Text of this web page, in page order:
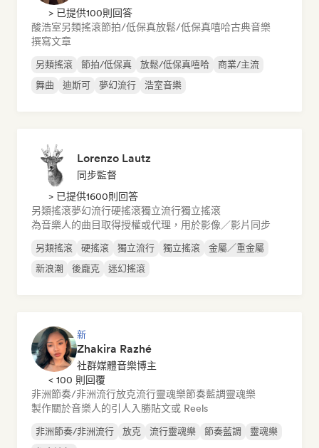
> 已提供100則回答
酸浩室另類搖滾節拍/低保真放鬆/低保真嘻哈古典音樂
撰寫文章
另類搖滾 節拍/低保真 放鬆/低保真嘻哈
商業/主流
舞曲
迪斯可 夢幻流行 浩室音樂
Lorenzo Lautz
同步監督
> 已提供1600則回答
另類搖滾夢幻流行硬搖滾獨立流行獨立搖滾
為音樂人的曲目取得授權或代理，用於影像／影片同步
另類搖滾 硬搖滾 獨立流行 獨立搖滾
金屬／重金屬
新浪潮
後龐克 迷幻搖滾
新
Zhakira Razhé
社群媒體音樂博主
< 100 則回覆
非洲節奏/非洲流行放克流行靈魂樂節奏藍調靈魂樂
製作關於音樂人的引人入勝貼文或 Reels
非洲節奏/非洲流行 放克 流行靈魂樂 節奏藍調
靈魂樂